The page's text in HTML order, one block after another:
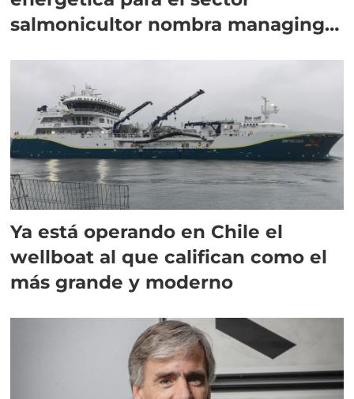
salmonicultor nombra managing
Ya está operando en Chile el
wellboat al que califican como el
más grande y moderno